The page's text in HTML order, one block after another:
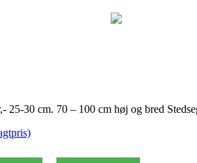
25-30 cm. 70 – 100 cm høj og bred